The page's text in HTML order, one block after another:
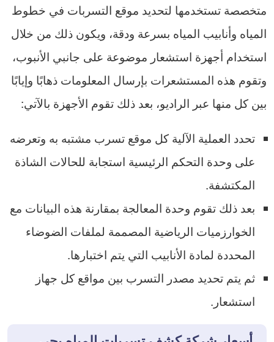
متخصصة تستخدمها لتحديد موقع التسربات في خطوط
المياه وأنابيب المياه بسرعة ودقة، ويكون ذلك من خلال
استخدام أجهزة استشعار موضوعة على جانبي الأنبوب،
وتقوم هذه المستشعرات بإرسال المعلومات ذهابًا وإيابًا
بين كل منها عبر الراديو، بعد ذلك تقوم الأجهزة بالآتي:
تحدد العملية الآلية كل موقع تسرب مشتبه به وتعرضه
على وحدة التحكم الرئيسية استجابة للحالات الشاذة
المكتشفة.
بعد ذلك تقوم وحدة المعالجة بمقارنة هذه البيانات مع
الخوارزميات الرياضية المصممة لملفات الضوضاء
المحددة لمادة الأنابيب التي يتم اختبارها.
ثم يتم تحديد مصدر التسرب بين مواقع كل جهاز
استشعار.